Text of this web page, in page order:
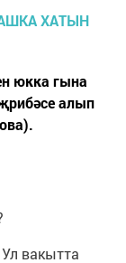
юкка гына
алып
вакытта